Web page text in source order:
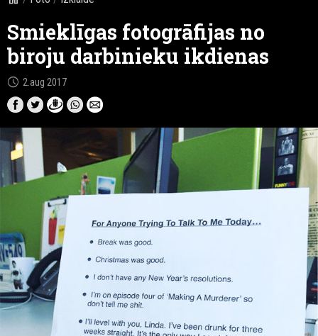
Smieklīgas fotogrāfijas no
biroju darbinieku ikdienas
schedule 2.aug 2017